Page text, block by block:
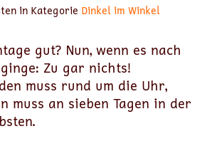
in Kategorie Dinkel im Winkel
gut? Nun, wenn es nach
Zu gar nichts!
muss rund um die Uhr,
muss an sieben Tagen in der